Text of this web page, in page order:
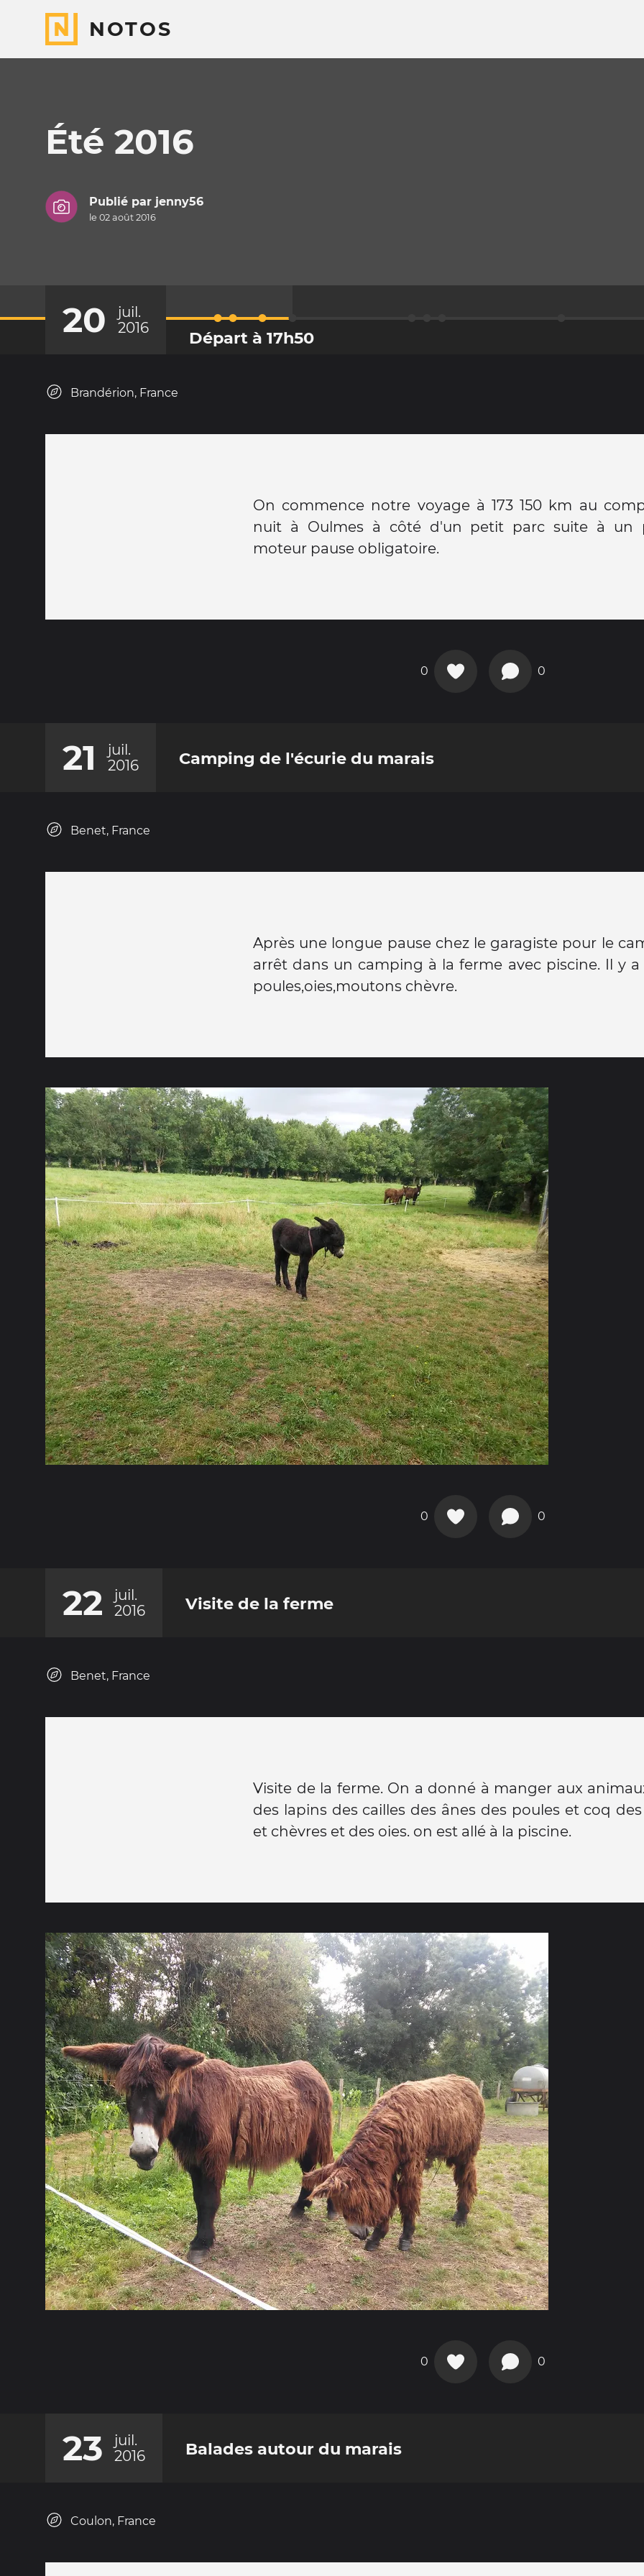
NOTOS
Été 2016
Publié par jenny56
le 02 août 2016
20
juil.
2016
Départ à 17h50
Brandérion, France
On commence notre voyage à 173 150 km au
nuit à Oulmes à côté d'un petit parc suite à un
moteur pause obligatoire.
0 0
21
juil.
2016
Camping de l'écurie du marais
Benet, France
Après une longue pause chez le garagiste pour le
arrêt dans un camping à la ferme avec piscine. Il y a
poules,oies,moutons chèvre.
0 0
22
juil.
2016
Visite de la ferme
Benet, France
Visite de la ferme. On a donné à manger aux
des lapins des cailles des ânes des poules et coq
et chèvres et des oies. on est allé à la piscine.
0 0
23
juil.
2016
Balades autour du marais
Coulon, France